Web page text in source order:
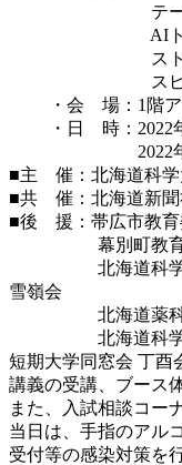
テーピング
AIトレーニ
ストレッチ
スピードト
・会 場：1階ア
・日 時：2022年
2022年12月18
■主 催：北海道科学
■共 催：北海道新聞
■後 援：帯広市教育
幕別町教育
北海道科学大学
雪嶺会
北海道薬科大
北海道科学大学
短期大学同窓会 丁酉
講義の受講、ブース
また、入試相談コー
当日は、手指のアル
受付等の感染対策を